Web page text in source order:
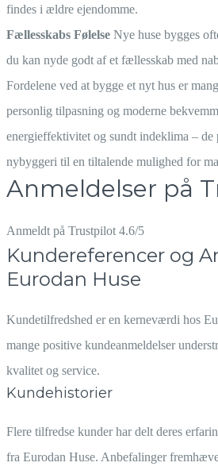
findes i ældre ejendomme.
Fællesskabs Følelse Nye huse bygges
du kan nyde godt af et fællesskab med
Fordelene ved at bygge et nyt hus er
personlig tilpasning og moderne
energieffektivitet og sundt indeklima – de
nybyggeri til en tiltalende mulighed for
Anmeldelser på
Anmeldt på Trustpilot 4.6/5
Kundereferencer og
Eurodan Huse
Kundetilfredshed er en kerneværdi hos
mange positive kundeanmeldelser
kvalitet og service.
Kundehistorier
Flere tilfredse kunder har delt deres
fra Eurodan Huse. Anbefalinger